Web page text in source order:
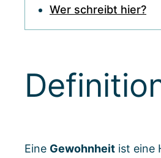
Wer schreibt hier?
Eine Gewohnheit ist eine